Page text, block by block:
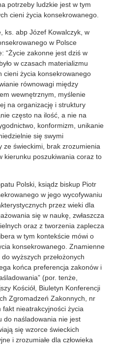
potrzeby ludzkie jest w tym
cieni życia konsekrowanego.
ks. abp Józef Kowalczyk, w
w Polsce
“Życie zakonne jest dziś w
w czasach materializmu
cieni życia konsekrowanego
równowagi między
wewnętrznym, myślenie
na organizację i struktury
często na ilość, a nie na
konformizm, unikanie
się swymi
ze świeckimi, brak zrozumienia
kierunku poszukiwania coraz to
Polski, ksiądz biskup Piotr
w jego wycofywaniu
przez wieki dla
się w naukę, zwłaszcza
oraz z tworzenia zaplecza
w tym kontekście mówi o
konsekrowanego. Znamienne
wyższych przełożonych
końca preferencja zakonów i
(por. tenże,
Kościół, Biuletyn Konferencji
Zgromadzeń Zakonnych, nr
nieatrakcyjności życia
do naśladowania nie jest
się wzorce świeckich
i zrozumiałe dla człowieka